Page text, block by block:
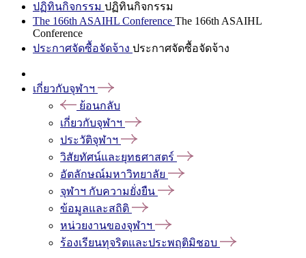
ปฏิทินกิจกรรม ปฏิทินกิจกรรม
The 166th ASAIHL Conference The 166th ASAIHL
Conference
ประกาศจัดซื้อจัดจ้าง ประกาศจัดซื้อจัดจ้าง
เกี่ยวกับจุฬาฯ
ย้อนกลับ
เกี่ยวกับจุฬาฯ
ประวัติจุฬาฯ
วิสัยทัศน์และยุทธศาสตร์
อัตลักษณ์มหาวิทยาลัย
จุฬาฯ กับความยั่งยืน
ข้อมูลและสถิติ
หน่วยงานของจุฬาฯ
ร้องเรียนทุจริตและประพฤติมิชอบ